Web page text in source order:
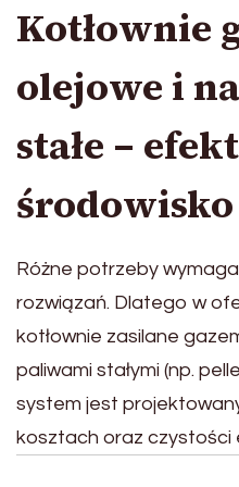
Kotłownie
olejowe i
stałe –
środowisko
Różne potrzeby
rozwiązań. Dlatego w
kotłownie zasilane
paliwami stałymi (np.
system jest
kosztach oraz czystości